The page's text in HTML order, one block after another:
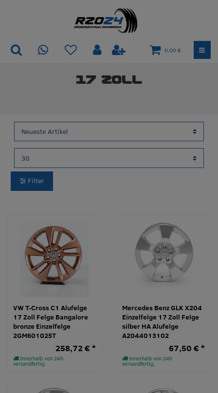
0,00 €
17 Zoll
Filter
VW T-Cross C1 Alufelge
17 Zoll Felge Bangalore
bronze Einzelfelge
2GM601025T
Innerhalb von 24h
versandfertig.
258,72 € *
Mercedes Benz GLK X204
Einzelfelge 17 Zoll Felge
silber HA Alufelge
A2044013102
Innerhalb von 24h
versandfertig.
67,50 € *